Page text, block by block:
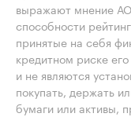
выражают мнение
способности
принятые на себя
кредитном риске
и не являются
покупать, держать
бумаги или активы,